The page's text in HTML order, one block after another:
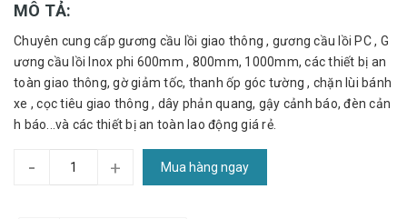
MÔ TẢ:
Chuyên cung cấp gương cầu lồi giao thông , gương cầu lồi PC , G
ương cầu lồi Inox phi 600mm , 800mm, 1000mm, các thiết bị an
toàn giao thông, gờ giảm tốc, thanh ốp góc tường , chặn lùi bánh
xe , cọc tiêu giao thông , dây phản quang, gậy cảnh báo, đèn cản
h báo...và các thiết bị an toàn lao động giá rẻ.
- + Mua hàng ngay